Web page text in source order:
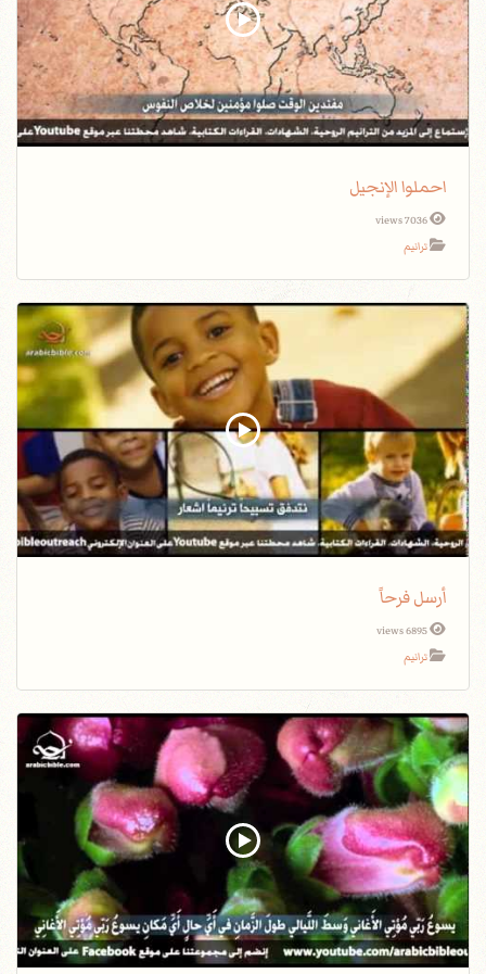
احملوا الإنجيل
7036 views
ترانيم
أرسل فرحاً
6895 views
ترانيم